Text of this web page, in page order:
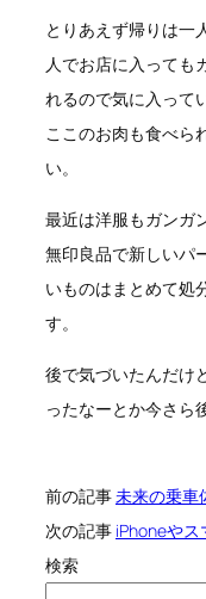
とりあえず帰りは一
人でお店に入っても
れるので気に入って
ここのお肉も食べら
い。
最近は洋服もガンガ
無印良品で新しいパ
いものはまとめて処
す。
後で気づいたんだけ
ったなーとか今さら
前の記事未来の乗車
次の記事 iPhoneや
検索